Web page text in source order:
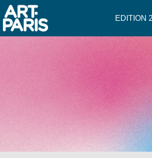
EDITION